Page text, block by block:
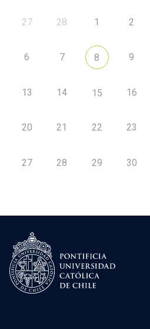
27 28 1 2
6 7 8 9
13 14 15 16
20 21 22 23
27 28 29 30